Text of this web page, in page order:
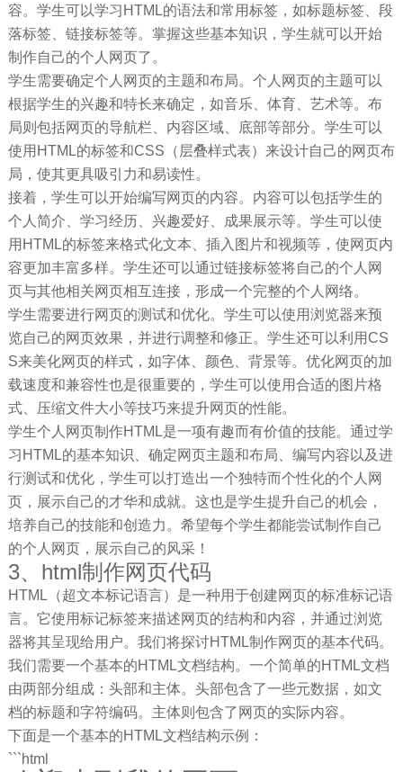
容。学生可以学习HTML的语法和常用标签，如标题标签、段
落标签、链接标签等。掌握这些基本知识，学生就可以开始
制作自己的个人网页了。
学生需要确定个人网页的主题和布局。个人网页的主题可以
根据学生的兴趣和特长来确定，如音乐、体育、艺术等。布
局则包括网页的导航栏、内容区域、底部等部分。学生可以
使用HTML的标签和CSS（层叠样式表）来设计自己的网页布
局，使其更具吸引力和易读性。
接着，学生可以开始编写网页的内容。内容可以包括学生的
个人简介、学习经历、兴趣爱好、成果展示等。学生可以使
用HTML的标签来格式化文本、插入图片和视频等，使网页内
容更加丰富多样。学生还可以通过链接标签将自己的个人网
页与其他相关网页相互连接，形成一个完整的个人网络。
学生需要进行网页的测试和优化。学生可以使用浏览器来预
览自己的网页效果，并进行调整和修正。学生还可以利用CS
S来美化网页的样式，如字体、颜色、背景等。优化网页的加
载速度和兼容性也是很重要的，学生可以使用合适的图片格
式、压缩文件大小等技巧来提升网页的性能。
学生个人网页制作HTML是一项有趣而有价值的技能。通过学
习HTML的基本知识、确定网页主题和布局、编写内容以及进
行测试和优化，学生可以打造出一个独特而个性化的个人网
页，展示自己的才华和成就。这也是学生提升自己的机会，
培养自己的技能和创造力。希望每个学生都能尝试制作自己
的个人网页，展示自己的风采！
3、html制作网页代码
HTML（超文本标记语言）是一种用于创建网页的标准标记语
言。它使用标记标签来描述网页的结构和内容，并通过浏览
器将其呈现给用户。我们将探讨HTML制作网页的基本代码。
我们需要一个基本的HTML文档结构。一个简单的HTML文档
由两部分组成：头部和主体。头部包含了一些元数据，如文
档的标题和字符编码。主体则包含了网页的实际内容。
下面是一个基本的HTML文档结构示例：
```html